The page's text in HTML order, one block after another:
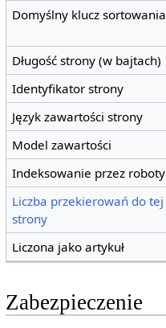
Domyślny klucz sortowania
Długość strony (w bajtach)
Identyfikator strony
Język zawartości strony
Model zawartości
Indeksowanie przez roboty
Liczba przekierowań do tej
strony
Liczona jako artykuł
Zabezpieczenie